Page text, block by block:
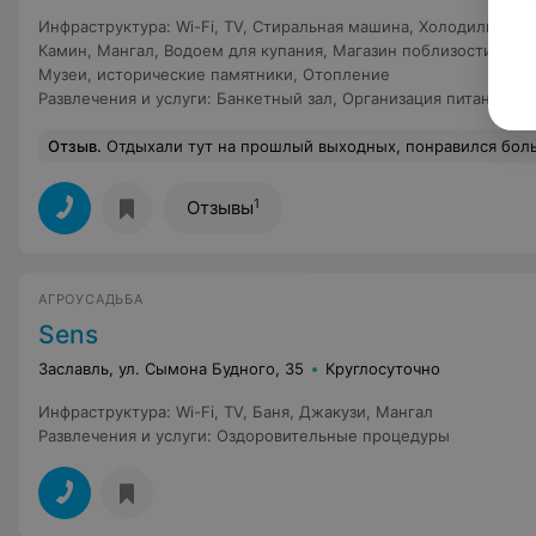
Инфраструктура: Wi-Fi TV Стиральная машина Холодильник
Камин
Мангал Водоем для купания Магазин поблизости
Музеи, исторические памятники
Отопление
Развлечения и услуги: Банкетный зал Организация питания
Отзыв. Отдыхали тут на прошлый выходных, понравился большой просторный зал, посуда, попели
Отзывы1
АГРОУСАДЬБА
Sens
Заславль, ул. Сымона Будного, 35 Круглосуточно
Инфраструктура: Wi-Fi TV Баня Джакузи
Мангал
Развлечения и услуги: Оздоровительные процедуры